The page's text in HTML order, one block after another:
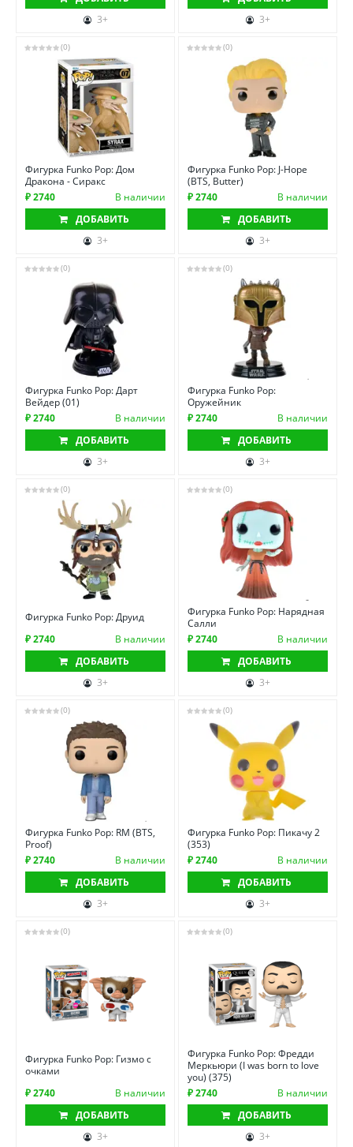
3+
3+
(0)
Фигурка Funko Pop: Дом
Дракона - Сиракс
₽ 2740
В наличии
ДОБАВИТЬ
3+
(0)
Фигурка Funko Pop: J-Hope
(BTS, Butter)
₽ 2740
В наличии
ДОБАВИТЬ
3+
(0)
Фигурка Funko Pop: Дарт
Вейдер (01)
₽ 2740
В наличии
ДОБАВИТЬ
3+
(0)
Фигурка Funko Pop:
Оружейник
₽ 2740
В наличии
ДОБАВИТЬ
3+
(0)
Фигурка Funko Pop: Друид
₽ 2740
В наличии
ДОБАВИТЬ
3+
(0)
Фигурка Funko Pop: Нарядная
Салли
₽ 2740
В наличии
ДОБАВИТЬ
3+
(0)
Фигурка Funko Pop: RM (BTS,
Proof)
₽ 2740
В наличии
ДОБАВИТЬ
3+
(0)
Фигурка Funko Pop: Пикачу 2
(353)
₽ 2740
В наличии
ДОБАВИТЬ
3+
(0)
Фигурка Funko Pop: Гизмо с
очками
₽ 2740
В наличии
ДОБАВИТЬ
3+
(0)
Фигурка Funko Pop: Фредди
Меркьюри (I was born to love
you) (375)
₽ 2740
В наличии
ДОБАВИТЬ
3+